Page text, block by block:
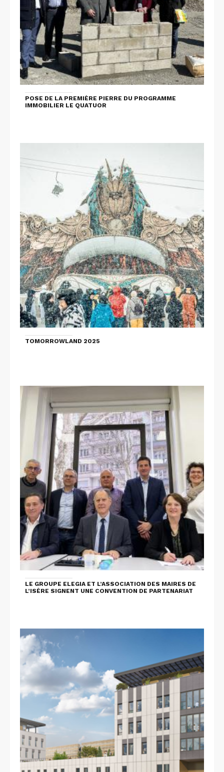
POSE DE LA PREMIÈRE PIERRE DU PROGRAMME
IMMOBILIER LE QUATUOR
TOMORROWLAND 2025
LE GROUPE ELEGIA ET L’ASSOCIATION DES MAIRES DE
L’ISÈRE SIGNENT UNE CONVENTION DE PARTENARIAT